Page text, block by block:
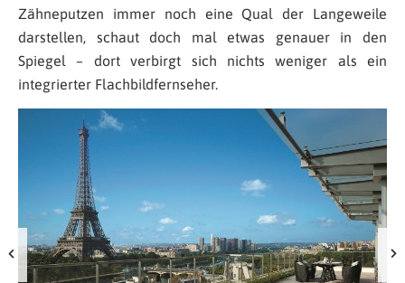
Zähneputzen immer noch eine Qual der Langeweile
darstellen, schaut doch mal etwas genauer in den
Spiegel – dort verbirgt sich nichts weniger als ein
integrierter Flachbildfernseher.